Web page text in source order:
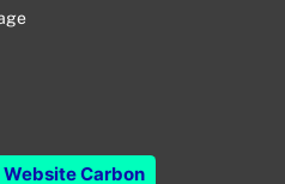
Website Carbon